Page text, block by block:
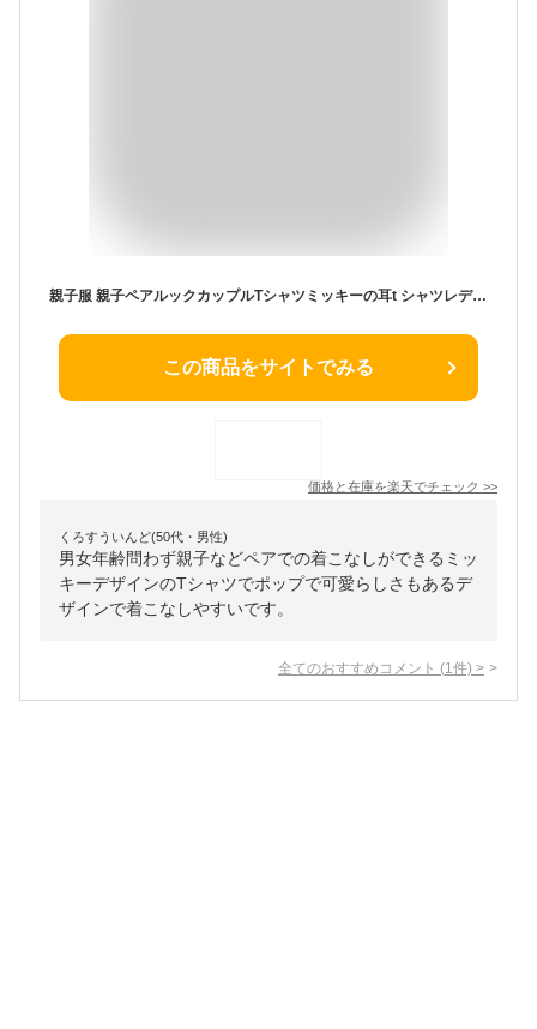
親子服 親子ペアルックカップルTシャツミッキーの耳t シャツレディースママと娘 おそろい服 親子服 家族お母さん子供 父と息子 お揃い服 家族 男の子 女の子キッズ服 子供服 撮影 旅行 プレゼント 8色 大きいサイズ
この商品をサイトでみる
価格と在庫を楽天でチェック >>
くろすういんど(50代・男性)
男女年齢問わず親子などペアでの着こなしができるミッ
キーデザインのTシャツでポップで可愛らしさもあるデ
ザインで着こなしやすいです。
全てのおすすめコメント (1 件) >